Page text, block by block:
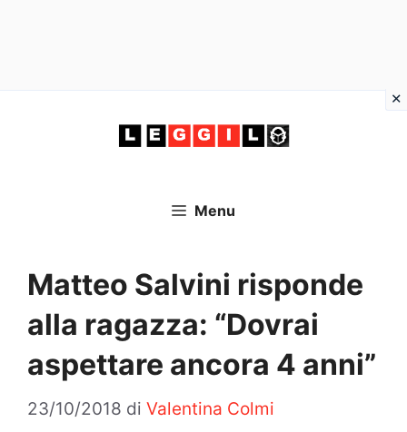
Menu
Matteo Salvini risponde
alla ragazza: “Dovrai
aspettare ancora 4 anni”
23/10/2018 di Valentina Colmi